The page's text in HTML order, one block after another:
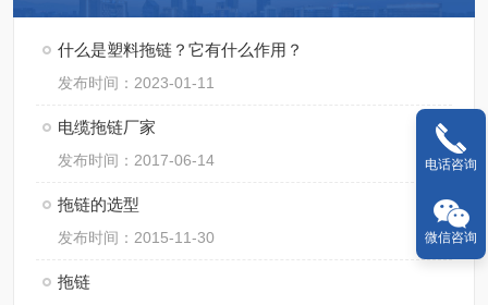
什么是塑料拖链？它有什么作用？
发布时间：2023-01-11
电缆拖链厂家
发布时间：2017-06-14
拖链的选型
发布时间：2015-11-30
拖链
电话咨询
微信咨询